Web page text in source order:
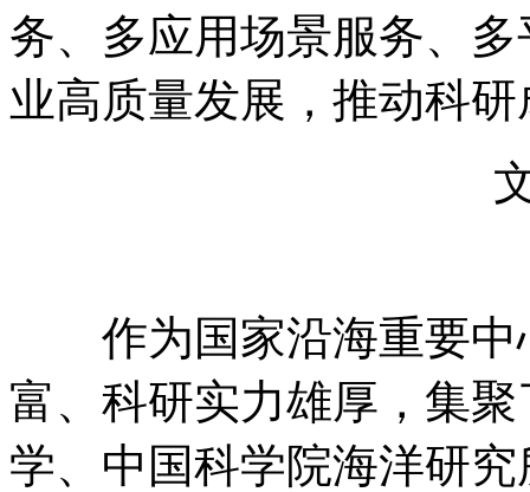
务、多应用场景服务、
业高质量发展，推动科
文 |
作为国家沿海重要中
富、科研实力雄厚，集
学、中国科学院海洋研